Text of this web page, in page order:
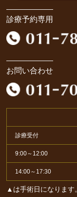
診療予約専用
お問い合わせ
診療受付
9:00～12:00
14:00～17:30
▲は手術日になります